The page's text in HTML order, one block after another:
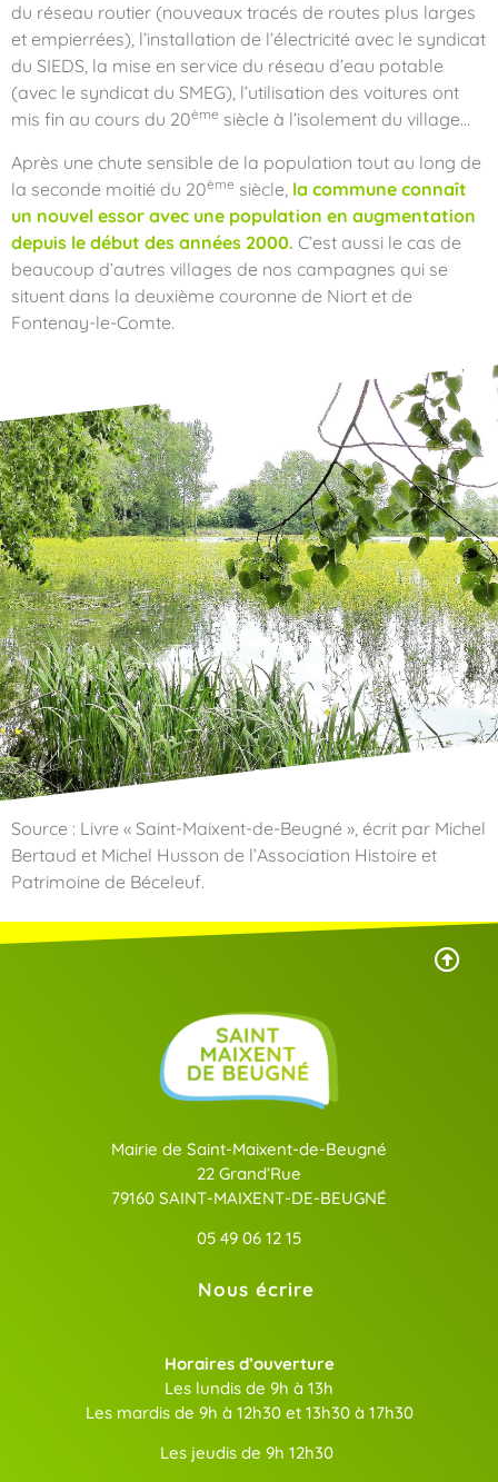
du réseau routier (nouveaux tracés de routes plus larges
et empierrées), l’installation de l’électricité avec le syndicat
du SIEDS, la mise en service du réseau d’eau potable
(avec le syndicat du SMEG), l’utilisation des voitures ont
mis fin au cours du 20ème siècle à l’isolement du village…
Après une chute sensible de la population tout au long de
la seconde moitié du 20ème siècle, la commune connaît
un nouvel essor avec une population en augmentation
depuis le début des années 2000. C’est aussi le cas de
beaucoup d’autres villages de nos campagnes qui se
situent dans la deuxième couronne de Niort et de
Fontenay-le-Comte.
Source : Livre « Saint-Maixent-de-Beugné », écrit par Michel
Bertaud et Michel Husson de l’Association Histoire et
Patrimoine de Béceleuf.
Mairie de Saint-Maixent-de-Beugné
22 Grand’Rue
79160 SAINT-MAIXENT-DE-BEUGNÉ
05 49 06 12 15
Nous écrire
Horaires d’ouverture
Les lundis de 9h à 13h
Les mardis de 9h à 12h30 et 13h30 à 17h30
Les jeudis de 9h 12h30